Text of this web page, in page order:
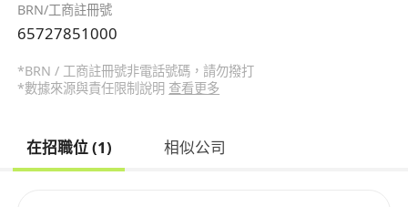
BRN/工商註冊號
65727851000
*BRN / 工商註冊號非電話號碼，請勿撥打
*數據來源與責任限制說明 查看更多
在招職位 (1) 相似公司